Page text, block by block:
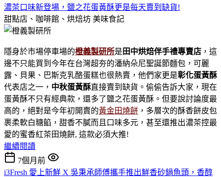
濃茶口味新登場，鹽之花蛋黃酥更是每天賣到缺貨!
甜點店、咖啡館、烘焙坊 美味食記
隱身於市場停車場的橙義製研所是 田中烘焙伴手禮專賣店 ，這
邊不只能買到今年在台灣超夯的潘納朵尼聖誕節麵包，可麗
露、貝果、巴斯克乳酪蛋糕也很熱賣，他們家更是彰化蛋黃酥
代表店之一， 中秋蛋黃酥直接賣到缺貨。偷偷告訴大家，現在
蛋黃酥不只有經典款，還多了鹽之花蛋黃酥。但要說討論度最
高的，絕對是今年初開賣的黃金田燒餅 ，多層次的酥香餅皮包
裹柔軟白糖餡，甜香不膩而且口味多元，甚至還推出濃茶控最
愛的蜜香紅茶田燒餅, 這款必須大推!
繼續閱讀
7個月前
i3Fresh 愛上新鮮 X 吳秉承師傅攜手推出鮮香砂鍋魚頭，香醇